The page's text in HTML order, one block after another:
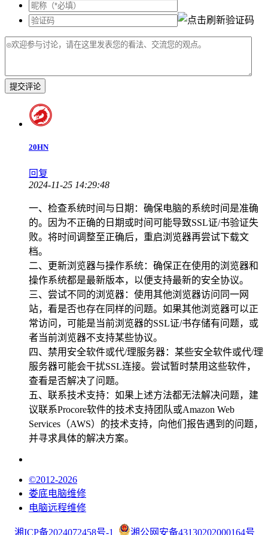
提交评论
20HN
回复
2024-11-25 14:29:48
一、检查系统时间与日期：确保电脑的系统时间是准确
的。因为不正确的日期或时间可能导致SSL证/书验证失
败。将时间调整至正确后，重启浏览器再尝试下载文
档。
二、更新浏览器与操作系统：确保正在使用的浏览器和
操作系统都是最新版本，以便支持最新的安全协议。
三、尝试不同的浏览器：使用其他浏览器访问同一网
站，看是否也存在同样的问题。如果其他浏览器可以正
常访问，可能是当前浏览器的SSL证/书存储有问题，或
者当前浏览器不支持某些协议。
四、禁用安全软件或代/理服务器：某些安全软件或代/理
服务器可能会干扰SSL连接。尝试暂时禁用这些软件，
查看是否解决了问题。
五、联系技术支持：如果上述方法都无法解决问题，建
议联系Procore软件的技术支持团队或Amazon Web
Services（AWS）的技术支持，向他们报告遇到的问题，
并寻求具体的解决方案。
©2012-2026
娄底电脑维修
电脑远程维修
湘ICP备2024072458号-1 湘公网安备43130202000164号